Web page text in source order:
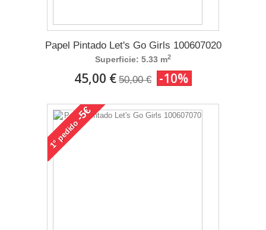
Papel Pintado Let's Go Girls 100607020
Superficie: 5.33 m2
45,00 € 50,00 € -10%
1°
pedido
-5€